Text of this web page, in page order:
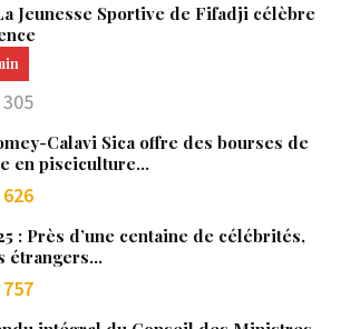
Jeunesse Sportive de Fifadji célèbre
305
Calavi Sica offre des bourses de
en pisciculture…
626
: Près d’une centaine de célébrités,
étrangers…
757